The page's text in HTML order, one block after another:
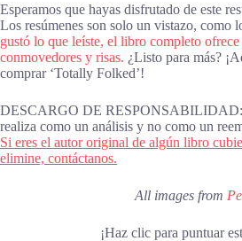
Esperamos que hayas disfrutado de este
Los resúmenes son solo un vistazo, como
gustó lo que leíste, el libro completo
conmovedores y risas. ¿Listo para más?
comprar ‘Totally Folked’!
DESCARGO DE RESPONSABILIDAD:
realiza como un análisis y no como un
Si eres el autor original de algún libro
elimine, contáctanos.
All images from
¡Haz clic para puntuar